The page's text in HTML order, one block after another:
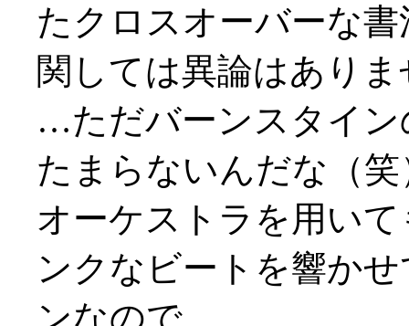
たクロスオーバーな
関しては異論はあり
…ただバーンスタイン
たまらないんだな（笑
オーケストラを用い
ンクなビートを響か
ンなので、